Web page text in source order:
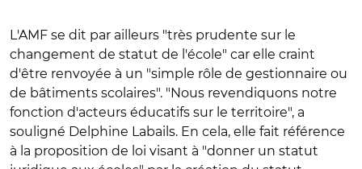
L'AMF se dit par ailleurs "très prudente sur le
changement de statut de l'école" car elle craint
d'être renvoyée à un "simple rôle de gestionnaire ou
de bâtiments scolaires". "Nous revendiquons notre
fonction d'acteurs éducatifs sur le territoire", a
souligné Delphine Labails. En cela, elle fait référence
à la proposition de loi visant à "donner un statut